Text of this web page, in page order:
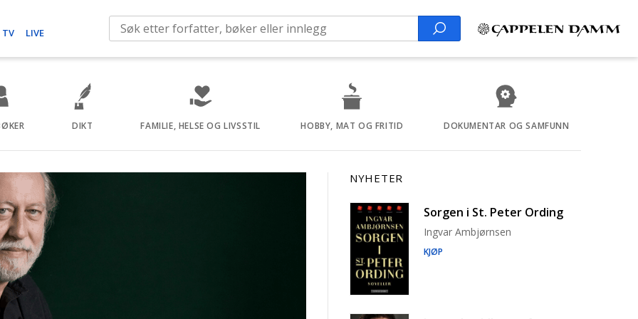
TV LIVE
e
Search
DIKT FAMILIE, HELSE OG LIVSSTIL HOBBY, MAT OG FRITID DOKUMENTAR OG SAMFUNN
NYHETER
Sorgen i St. Peter Ording
Ingvar Ambjørnsen
KJØP